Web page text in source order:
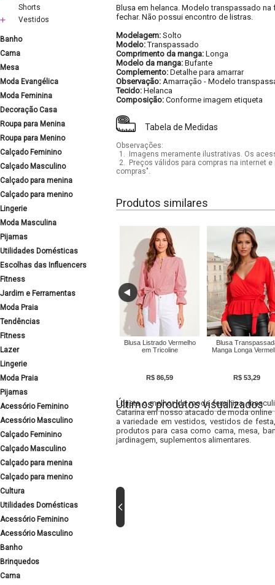
Shorts
Vestidos
Banho
Cama
Mesa
Moda Evangélica
Moda Feminina
Decoração Casa
Roupa para Menina
Roupa para Menino
Calçado Feminino
Calçado Masculino
Calçado para menina
Calçado para menino
Lingerie
Moda Masculina
Pijamas
Utilidades Domésticas
Escolhas das Influencers
Fitness
Jardim e Ferramentas
Moda Praia
Tendências
Fitness
Lazer
Lingerie
Moda Praia
Pijamas
Acessório Feminino
Acessório Masculino
Calçado Feminino
Calçado Masculino
Calçado para menina
Calçado para menino
Cultura
Utilidades Domésticas
Acessório Feminino
Acessório Masculino
Banho
Brinquedos
Cama
Blusa em helanca. Modelo transpassado
fechar. Não possui encontro de listras.
Modelagem: Solto
Modelo:Transpassado
Comprimento da manga: Longa
Modelo da manga: Bufante
Complemento: Detalhe para amarrar
Observação: Amarração - Modelo
Tecido: Helanca
Composição: Conforme imagem etiqueta
Tabela de Medidas
Observações:
1.
Imagens meramente ilustrativas. Os
2.
Preços válidos para compras na internet
compras".
Produtos similares
Blusa Listrado Vermelho
em Tricoline
R$ 86,59
Blusa
Manga Longa
R$ 53,29
Últimos produtos visualizados
Lojista o melhor da moda feminina,
Catarina em nosso atacado de moda
a variedade em vestidos, vestidos de
produtos para casa como cama, mesa,
jardinagem, suplementos alimentares.